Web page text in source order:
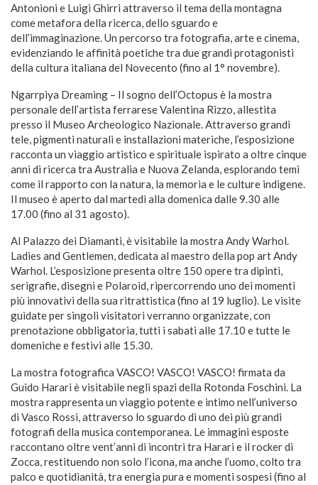
Antonioni e Luigi Ghirri attraverso il tema della montagna
come metafora della ricerca, dello sguardo e
dell’immaginazione. Un percorso tra fotografia, arte e cinema,
evidenziando le affinità poetiche tra due grandi protagonisti
della cultura italiana del Novecento (fino al 1° novembre).
Ngarrpiya Dreaming – Il sogno dell’Octopus è la mostra
personale dell’artista ferrarese Valentina Rizzo, allestita
presso il Museo Archeologico Nazionale. Attraverso grandi
tele, pigmenti naturali e installazioni materiche, l’esposizione
racconta un viaggio artistico e spirituale ispirato a oltre cinque
anni di ricerca tra Australia e Nuova Zelanda, esplorando temi
come il rapporto con la natura, la memoria e le culture indigene.
Il museo è aperto dal martedì alla domenica dalle 9.30 alle
17.00 (fino al 31 agosto).
Al Palazzo dei Diamanti, è visitabile la mostra Andy Warhol.
Ladies and Gentlemen, dedicata al maestro della pop art Andy
Warhol. L’esposizione presenta oltre 150 opere tra dipinti,
serigrafie, disegni e Polaroid, ripercorrendo uno dei momenti
più innovativi della sua ritrattistica (fino al 19 luglio). Le visite
guidate per singoli visitatori verranno organizzate, con
prenotazione obbligatoria, tutti i sabati alle 17.10 e tutte le
domeniche e festivi alle 15.30.
La mostra fotografica VASCO! VASCO! VASCO! firmata da
Guido Harari è visitabile negli spazi della Rotonda Foschini. La
mostra rappresenta un viaggio potente e intimo nell’universo
di Vasco Rossi, attraverso lo sguardo di uno dei più grandi
fotografi della musica contemporanea. Le immagini esposte
raccontano oltre vent’anni di incontri tra Harari e il rocker di
Zocca, restituendo non solo l’icona, ma anche l’uomo, colto tra
palco e quotidianità, tra energia pura e momenti sospesi (fino al